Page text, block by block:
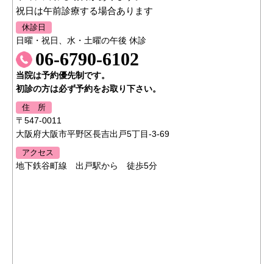
祝日は午前診療する場合あります
休診日
日曜・祝日、水・土曜の午後 休診
06-6790-6102
当院は予約優先制です。
初診の方は必ず予約をお取り下さい。
住 所
〒547-0011
大阪府大阪市平野区長吉出戸5丁目-3-69
アクセス
地下鉄谷町線 出戸駅から 徒歩5分